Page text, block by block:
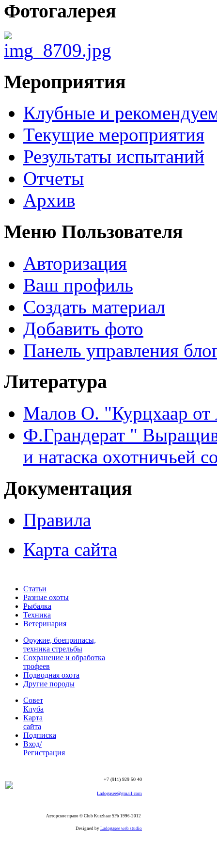
Фотогалерея
Мероприятия
Клубные и
Текущие мероприятия
Результаты испытаний
Отчеты
Архив
Меню Пользователя
Авторизация
Ваш профиль
Создать материал
Добавить фото
Панель управления
Литература
Малов О. "Курцхаар
Ф.Грандерат "
и натаска охотничьей
Документация
Правила
Карта сайта
Статьи
Разные охоты
Рыбалка
Техника
Ветеринария
Оружие, боеприпасы,
техника стрельбы
Сохранение и обработка
трофеев
Подводная охота
Другие породы
Совет
Клуба
Карта
сайта
Подписка
Вход/
Регистрация
+7 (911) 929 50 40
Ladogasee@gmail.com
Авторское право © Club Kurzhaar SPb 1996-2012
Designed by Ladogasee web studio